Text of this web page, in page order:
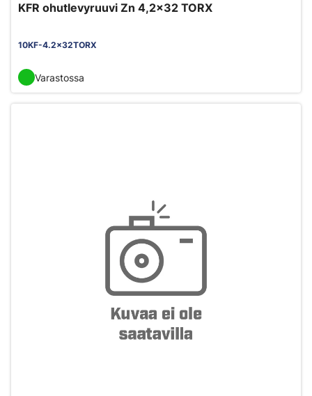
KFR ohutlevyruuvi Zn 4,2x32 TORX
10KF-4.2x32TORX
Varastossa